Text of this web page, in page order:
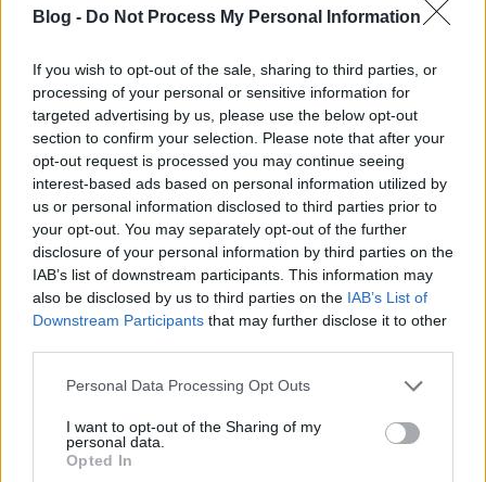
Blog - Do Not Process My Personal Information
If you wish to opt-out of the sale, sharing to third parties, or
processing of your personal or sensitive information for
targeted advertising by us, please use the below opt-out
section to confirm your selection. Please note that after your
opt-out request is processed you may continue seeing
interest-based ads based on personal information utilized by
us or personal information disclosed to third parties prior to
your opt-out. You may separately opt-out of the further
disclosure of your personal information by third parties on the
IAB’s list of downstream participants. This information may
also be disclosed by us to third parties on the IAB’s List of
Downstream Participants that may further disclose it to other
Please note that this website/app uses one or more Google
not limited to your visit or usage behaviour. You may click to
grant or deny consent to Google and its third-party tags to
use your data for below specified purposes in below Google
Personal Data Processing Opt Outs
I want to opt-out of the Sharing of my
personal data.
Opted In
fizikai támadás vezettek a konfliktushoz, és a turné
többiek „figyelmeztetés és egyeztetés nélkül ” döntöttek
a turné folytatásának megszakításáról, őt
bűnbaknak használva, ami súlyosan rontotta
hírnevét.
Pár nappal a turné lefújása után aJane’s Addiction
kiadta aTrue Lovecímű dalt, amelyet először 2023-
ban játszottak élőben. Ez volt a klasszikus felállás
második új szerzeménye, ami a júliusban megjelent
Imminent Redemption -t követte. Mindkét dalt Farrell,
Navarro, Avery és Perkins jegyzi, Josh Klinghoffer
turnégitáros közreműködésével. Az Imminent
Redemptiona hollywoodi Sweetzwerland Studios-
ban készült, és különösen fontos, hogy Eric Avery 34
Addictionnel.